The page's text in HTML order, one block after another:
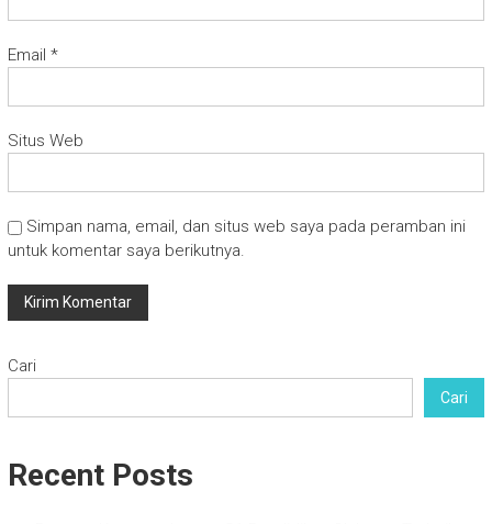
Email *
Situs Web
Simpan nama, email, dan situs web saya pada peramban ini
untuk komentar saya berikutnya.
Cari
Cari
Recent Posts